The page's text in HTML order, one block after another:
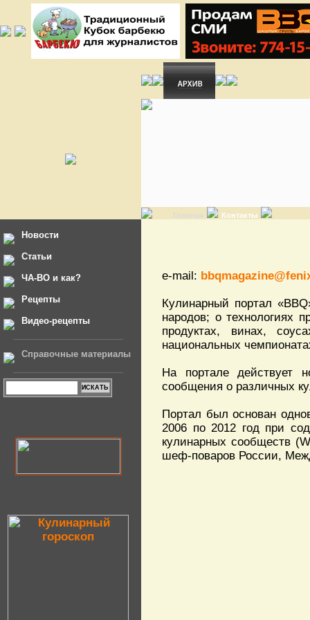
Главная Контакты
Новости
Статьи
ЧА-ВО и как?
Рецепты
Видео-рецепты
Справочные материалы
e-mail:
Кулинарный портал
народов; о технологиях
продуктах, винах,
национальных
На портале действует
сообщения о различных
Портал был основан
2006 по 2012 год при
кулинарных сообществ
шеф-поваров России,